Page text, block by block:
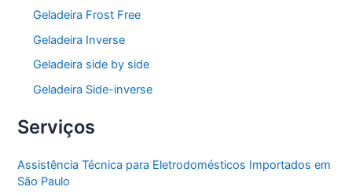
Geladeira Frost Free
Geladeira Inverse
Geladeira side by side
Geladeira Side-inverse
Serviços
Assistência Técnica para Eletrodomésticos Importados em
São Paulo